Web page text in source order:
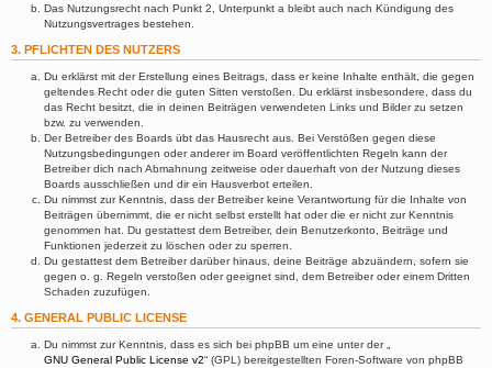
Das Nutzungsrecht nach Punkt 2, Unterpunkt a bleibt auch nach Kündigung des
Nutzungsvertrages bestehen.
3. PFLICHTEN DES NUTZERS
Du erklärst mit der Erstellung eines Beitrags, dass er keine Inhalte enthält, die gegen
geltendes Recht oder die guten Sitten verstoßen. Du erklärst insbesondere, dass du
das Recht besitzt, die in deinen Beiträgen verwendeten Links und Bilder zu setzen
bzw. zu verwenden.
Der Betreiber des Boards übt das Hausrecht aus. Bei Verstößen gegen diese
Nutzungsbedingungen oder anderer im Board veröffentlichten Regeln kann der
Betreiber dich nach Abmahnung zeitweise oder dauerhaft von der Nutzung dieses
Boards ausschließen und dir ein Hausverbot erteilen.
Du nimmst zur Kenntnis, dass der Betreiber keine Verantwortung für die Inhalte von
Beiträgen übernimmt, die er nicht selbst erstellt hat oder die er nicht zur Kenntnis
genommen hat. Du gestattest dem Betreiber, dein Benutzerkonto, Beiträge und
Funktionen jederzeit zu löschen oder zu sperren.
Du gestattest dem Betreiber darüber hinaus, deine Beiträge abzuändern, sofern sie
gegen o. g. Regeln verstoßen oder geeignet sind, dem Betreiber oder einem Dritten
Schaden zuzufügen.
4. GENERAL PUBLIC LICENSE
Du nimmst zur Kenntnis, dass es sich bei phpBB um eine unter der „
GNU General Public License v2“ (GPL) bereitgestellten Foren-Software von phpBB